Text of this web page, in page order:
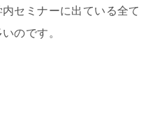
セミナーに出ている全て
のです。